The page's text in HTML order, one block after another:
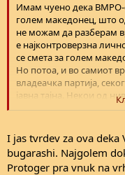
Имам чуено дека ВМРО-
голем македонец, што
не можам да разберам
е најконтроверзна
се смета за голем
Но потоа, и во самиот
владеачка партија,
јавна тајна. Некои од
како министерот за
крајна лудост. Или, ако
ставиме и Хитлер,
оддел “душмани“.
I jas tvrdev za ova
bugarashi. Najgolem
Protoger pra vnuk na